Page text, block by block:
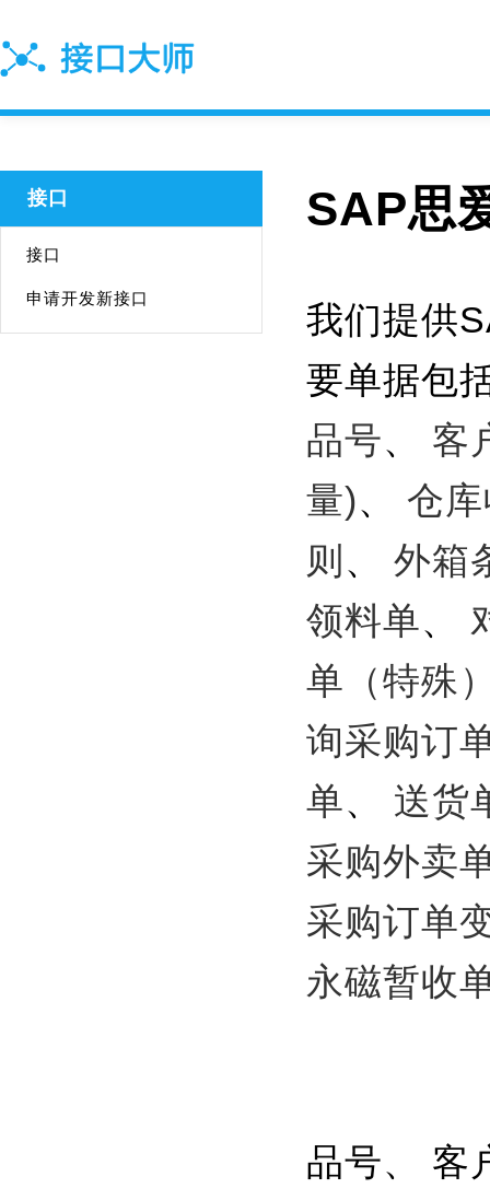
接口
接口
申请开发新接口
SAP思
我们提供
要单据包
品号、 客
量)、 仓
则 、 外箱
领料单、
单（特殊
询采购订
单、 送货
采购外卖
采购订单
永磁暂收
品号、 客